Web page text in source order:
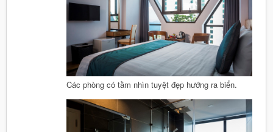
Các phòng có tầm nhìn tuyệt đẹp hướng ra biển.